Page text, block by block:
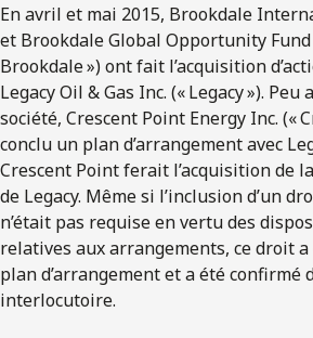
En avril et mai 2015, Brookdale
et Brookdale Global Opportunity
Brookdale ») ont fait l’acquisition
Legacy Oil & Gas Inc. (« Legacy »).
société, Crescent Point Energy Inc. («
conclu un plan d’arrangement avec
Crescent Point ferait l’acquisition de
de Legacy. Même si l’inclusion d’un
n’était pas requise en vertu des
relatives aux arrangements, ce droit
plan d’arrangement et a été confirmé
interlocutoire.